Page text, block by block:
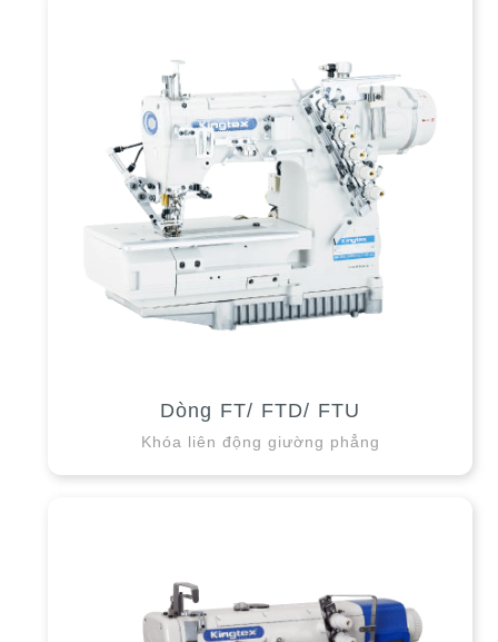
Dòng FT/ FTD/ FTU
Khóa liên động giường phẳng